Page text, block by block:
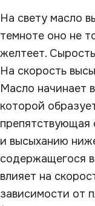
На свету масло
темноте оно не
желтеет.
На скорость
Масло начинает
которой
препятствующая
и высыханию
содержащегося
влияет на
зависимости от